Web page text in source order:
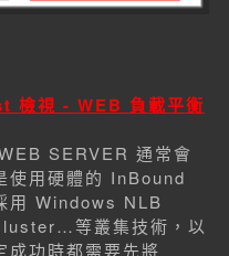
檢視 - WEB 負載平衡
SERVER 通常會
使用硬體的 InBound
用 Windows NLB
等叢集技術，以
成功時都需要先將